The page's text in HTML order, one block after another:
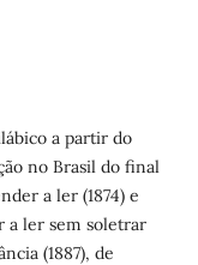
a partir do
no Brasil do final
a ler (1874) e
a ler sem soletrar
(1887), de